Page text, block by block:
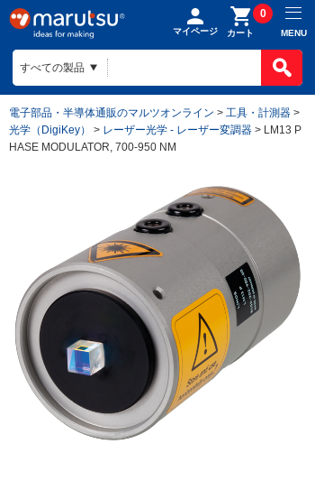
マイページ カート
0
MENU
電子部品・半導体通販のマルツオンライン > 工具・計測器 >
光学（DigiKey）
> レーザー光学 - レーザー変調器 > LM13 P
HASE MODULATOR, 700-950 NM